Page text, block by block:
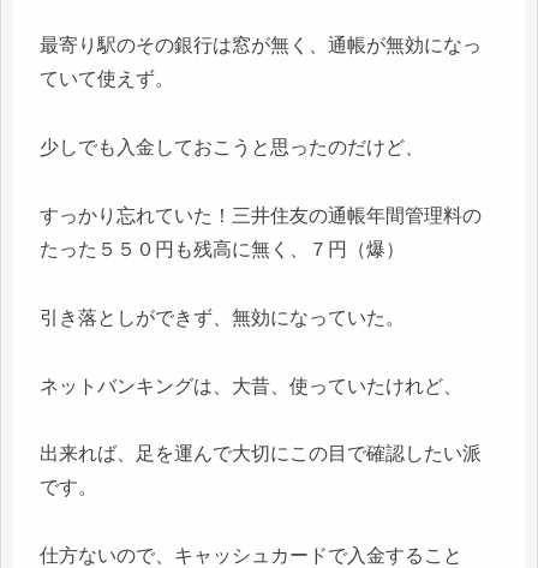
最寄り駅のその銀行は窓が無く、通帳が無効になっ
ていて使えず。
少しでも入金しておこうと思ったのだけど、
すっかり忘れていた！三井住友の通帳年間管理料の
たった５５０円も残高に無く、７円（爆）
引き落としができず、無効になっていた。
ネットバンキングは、大昔、使っていたけれど、
出来れば、足を運んで大切にこの目で確認したい派
です。
仕方ないので、キャッシュカードで入金すること